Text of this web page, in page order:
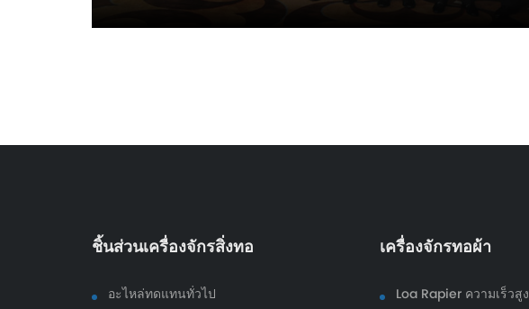
ชิ้นส่วนเครื่องจักรสิ่งทอ
อะไหล่ทดแทนทั่วไป
เครื่องจักรทอผ้า
Loa Rapier ความเร็วสูง